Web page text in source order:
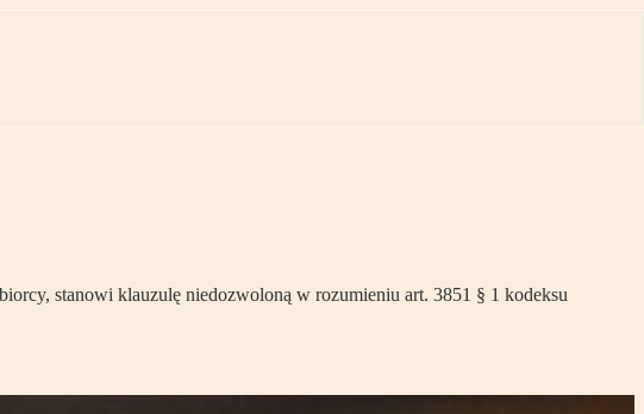
stanowi klauzulę niedozwoloną w rozumieniu art. 3851 § 1 kodeksu